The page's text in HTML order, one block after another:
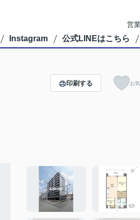
営
Instagram 公式LINEはこちら
印刷する お